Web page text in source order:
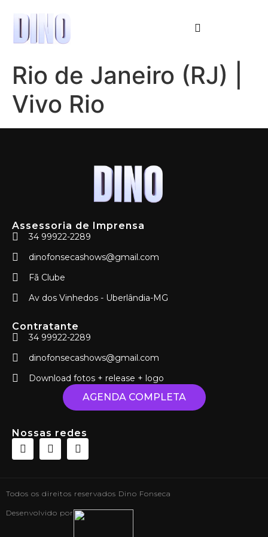
Rio de Janeiro (RJ) |
Vivo Rio
Assessoria de Imprensa
34 99922-2289
dinofonsecashows@gmail.com
Fã Clube
Av dos Vinhedos - Uberlândia-MG
Contratante
34 99922-2289
dinofonsecashows@gmail.com
Download fotos + release + logo
AGENDA COMPLETA
Nossas redes
Todos os direitos reservados Dino Fonseca
Desenvolvido por